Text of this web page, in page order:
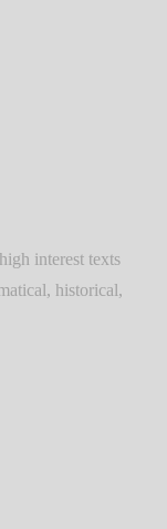
interest texts
historical,